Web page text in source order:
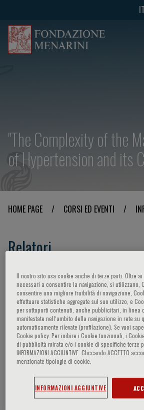
IT
"The Complexity of the
of Hypertension and its
HOME PAGE / CORSI ED EVENTI /
Relatori
Zanchetti Alberto,
Coca
Agabiti-Rosei Enrico,Mancia
Josep,Burnier Michel,
Javier,de Simone Giovanni,
Alcocer Luis,López-Jaramillo
Gianfranco,Vicario Augusto,
Perez-Villa Félix,Segura
Kostas
Video Interviste
Il nostro sito usa cookie anche di terze parti. Oltre ai
necessari a consentire la navigazione, si utilizzano,
consentire una migliore fruibilità di navigazione,
effettuare statistiche aggregate sul suo utilizzo, e
per sottoporti contenuti, anche pubblicitari, in linea
manifestate nell‘ambito della navigazione in rete su
automaticamente rilevate (profilazione). Se vuoi
Cookie policy. Per inibire i Cookie funzionali, i
di pubblicità mirata e/o i cookie di specifiche terze
INFORMAZIONI AGGIUNTIVE. Cliccando ACCETTO
menzionate tipologie di cookie.
INFORMAZIONI AGGIUNTIVE